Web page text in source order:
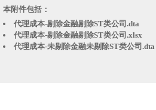
本附件包括：
代理成本-剔除金融剔除ST类公司.dta
代理成本-剔除金融剔除ST类公司.xlsx
代理成本-未剔除金融未剔除ST类公司.dta